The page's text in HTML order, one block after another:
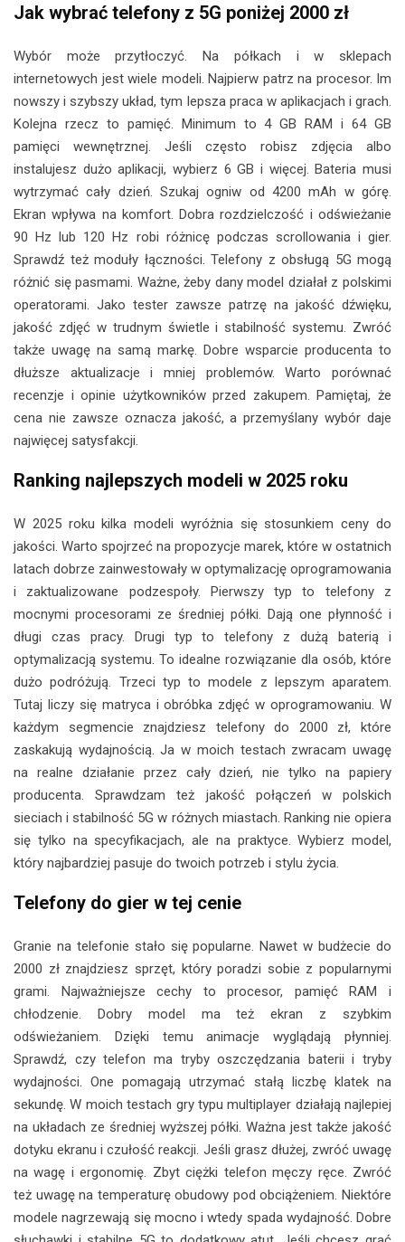
Jak wybrać telefony z 5G poniżej 2000 zł
Wybór może przytłoczyć. Na półkach i w sklepach
internetowych jest wiele modeli. Najpierw patrz na procesor. Im
nowszy i szybszy układ, tym lepsza praca w aplikacjach i grach.
Kolejna rzecz to pamięć. Minimum to 4 GB RAM i 64 GB
pamięci wewnętrznej. Jeśli często robisz zdjęcia albo
instalujesz dużo aplikacji, wybierz 6 GB i więcej. Bateria musi
wytrzymać cały dzień. Szukaj ogniw od 4200 mAh w górę.
Ekran wpływa na komfort. Dobra rozdzielczość i odświeżanie
90 Hz lub 120 Hz robi różnicę podczas scrollowania i gier.
Sprawdź też moduły łączności. Telefony z obsługą 5G mogą
różnić się pasmami. Ważne, żeby dany model działał z polskimi
operatorami. Jako tester zawsze patrzę na jakość dźwięku,
jakość zdjęć w trudnym świetle i stabilność systemu. Zwróć
także uwagę na samą markę. Dobre wsparcie producenta to
dłuższe aktualizacje i mniej problemów. Warto porównać
recenzje i opinie użytkowników przed zakupem. Pamiętaj, że
cena nie zawsze oznacza jakość, a przemyślany wybór daje
najwięcej satysfakcji.
Ranking najlepszych modeli w 2025 roku
W 2025 roku kilka modeli wyróżnia się stosunkiem ceny do
jakości. Warto spojrzeć na propozycje marek, które w ostatnich
latach dobrze zainwestowały w optymalizację oprogramowania
i zaktualizowane podzespoły. Pierwszy typ to telefony z
mocnymi procesorami ze średniej półki. Dają one płynność i
długi czas pracy. Drugi typ to telefony z dużą baterią i
optymalizacją systemu. To idealne rozwiązanie dla osób, które
dużo podróżują. Trzeci typ to modele z lepszym aparatem.
Tutaj liczy się matryca i obróbka zdjęć w oprogramowaniu. W
każdym segmencie znajdziesz telefony do 2000 zł, które
zaskakują wydajnością. Ja w moich testach zwracam uwagę
na realne działanie przez cały dzień, nie tylko na papiery
producenta. Sprawdzam też jakość połączeń w polskich
sieciach i stabilność 5G w różnych miastach. Ranking nie opiera
się tylko na specyfikacjach, ale na praktyce. Wybierz model,
który najbardziej pasuje do twoich potrzeb i stylu życia.
Telefony do gier w tej cenie
Granie na telefonie stało się popularne. Nawet w budżecie do
2000 zł znajdziesz sprzęt, który poradzi sobie z popularnymi
grami. Najważniejsze cechy to procesor, pamięć RAM i
chłodzenie. Dobry model ma też ekran z szybkim
odświeżaniem. Dzięki temu animacje wyglądają płynniej.
Sprawdź, czy telefon ma tryby oszczędzania baterii i tryby
wydajności. One pomagają utrzymać stałą liczbę klatek na
sekundę. W moich testach gry typu multiplayer działają najlepiej
na układach ze średniej wyższej półki. Ważna jest także jakość
dotyku ekranu i czułość reakcji. Jeśli grasz dłużej, zwróć uwagę
na wagę i ergonomię. Zbyt ciężki telefon męczy ręce. Zwróć
też uwagę na temperaturę obudowy pod obciążeniem. Niektóre
modele nagrzewają się mocno i wtedy spada wydajność. Dobre